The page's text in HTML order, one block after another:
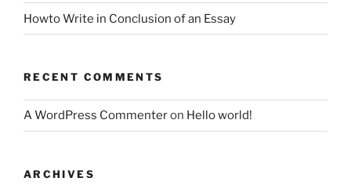
Howto Write in Conclusion of an Essay
RECENT COMMENTS
A WordPress Commenteron Hello world!
ARCHIVES